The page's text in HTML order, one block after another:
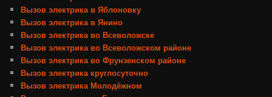
Вызов электрика в Яблоновку
Вызов электрика в Янино
Вызов электрика во Всеволожске
Вызов электрика во Всеволожском районе
Вызов электрика во Фрунзенском районе
Вызов электрика круглосуточно
Вызов электрика Молодёжном